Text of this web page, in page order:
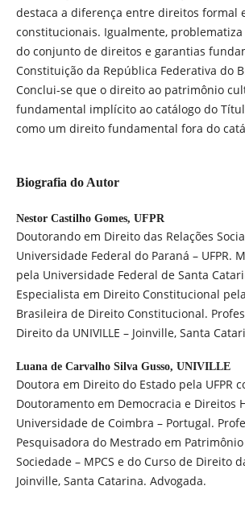
destaca a diferença entre direitos formal
constitucionais. Igualmente,
do conjunto de direitos e garantias
Constituição da República Federativa do
Conclui-se que o direito ao patrimônio
fundamental implícito ao catálogo do
como um direito fundamental fora do
Biografia do Autor
Nestor Castilho Gomes, UFPR
Doutorando em Direito das Relações
Universidade Federal do Paraná – UFPR.
pela Universidade Federal de Santa
Especialista em Direito Constitucional
Brasileira de Direito Constitucional.
Direito da UNIVILLE – Joinville, Santa
Luana de Carvalho Silva Gusso, UNIVILLE
Doutora em Direito do Estado pela UFPR
Doutoramento em Democracia e Direitos
Universidade de Coimbra – Portugal.
Pesquisadora do Mestrado em
Sociedade – MPCS e do Curso de Direito
Joinville, Santa Catarina. Advogada.